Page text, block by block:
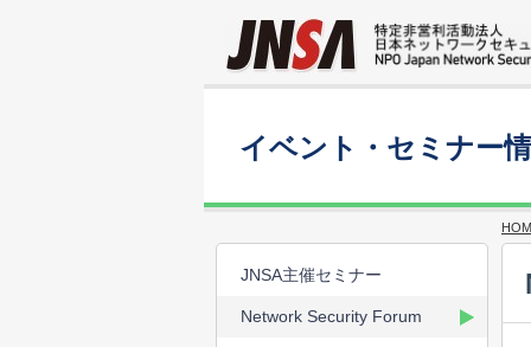
イベント・セミナー
JNSA主催セミナー
Network Security Forum